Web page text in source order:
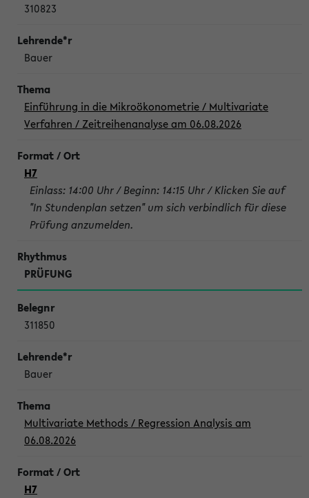
310823
Bauer
Einführung in die Mikroökonometrie / Multivariate
Verfahren / Zeitreihenanalyse am 06.08.2026
H7
Einlass: 14:00 Uhr / Beginn: 14:15 Uhr / Klicken Sie auf
"In Stundenplan setzen" um sich verbindlich für diese
Prüfung anzumelden.
PRÜFUNG
311850
Bauer
Multivariate Methods / Regression Analysis am
06.08.2026
H7